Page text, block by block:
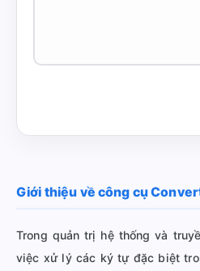
Giới thiệu về công cụ
Trong quản trị hệ thống và
việc xử lý các ký tự đặc biệt